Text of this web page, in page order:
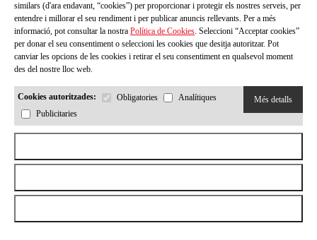
similars (d'ara endavant, “cookies”) per proporcionar i protegir els nostres serveis, per
entendre i millorar el seu rendiment i per publicar anuncis rellevants. Per a més
informació, pot consultar la nostra Política de Cookies. Seleccioni “Acceptar cookies”
per donar el seu consentiment o seleccioni les cookies que desitja autoritzar. Pot
canviar les opcions de les cookies i retirar el seu consentiment en qualsevol moment
des del nostre lloc web.
Cookies autoritzades: Obligatories
Analítiques
Publicitaries
Més detalls